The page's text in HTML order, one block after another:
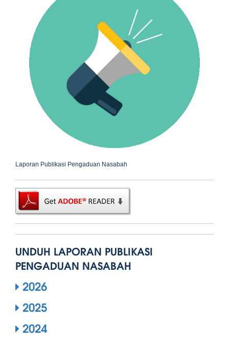
Laporan Publikasi Pengaduan Nasabah
UNDUH LAPORAN PUBLIKASI
PENGADUAN NASABAH
2026
2025
2024